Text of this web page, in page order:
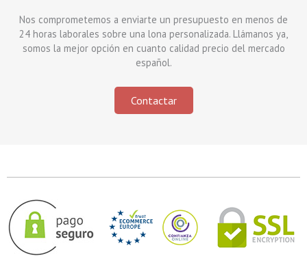
Nos comprometemos a enviarte un presupuesto en menos de
24 horas laborales sobre una lona personalizada. Llámanos ya,
somos la mejor opción en cuanto calidad precio del mercado
español.
Contactar